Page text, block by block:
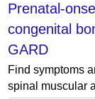
Prenatal-
congenital
GARD
Find symptoms
spinal muscular